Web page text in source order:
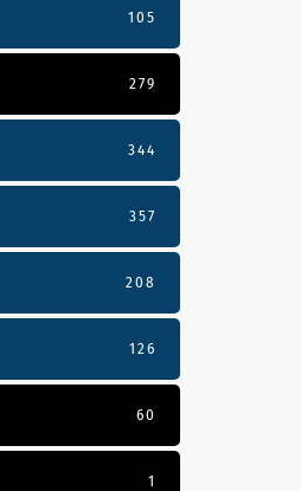
105
279
344
357
208
126
60
1